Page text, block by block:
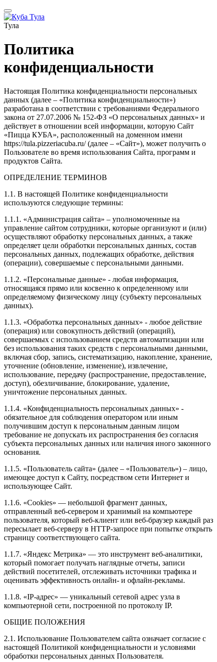
Тула
Политика
конфиденциальности
Настоящая Политика конфиденциальности персональных
данных (далее – «Политика конфиденциальности»)
разработана в соответствии с требованиями Федерального
закона от 27.07.2006 № 152-ФЗ «О персональных данных» и
действует в отношении всей информации, которую Сайт
«Пицца КУБА», расположенный на доменном имени
https://tula.pizzeriacuba.ru/ (далее – «Сайт»), может получить о
Пользователе во время использования Сайта, программ и
продуктов Сайта.
ОПРЕДЕЛЕНИЕ ТЕРМИНОВ
1.1. В настоящей Политике конфиденциальности
используются следующие термины:
1.1.1. «Администрация сайта» – уполномоченные на
управление сайтом сотрудники, которые организуют и (или)
осуществляют обработку персональных данных, а также
определяет цели обработки персональных данных, состав
персональных данных, подлежащих обработке, действия
(операции), совершаемые с персональными данными.
1.1.2. «Персональные данные» - любая информация,
относящаяся прямо или косвенно к определенному или
определяемому физическому лицу (субъекту персональных
данных).
1.1.3. «Обработка персональных данных» - любое действие
(операция) или совокупность действий (операций),
совершаемых с использованием средств автоматизации или
без использования таких средств с персональными данными,
включая сбор, запись, систематизацию, накопление, хранение,
уточнение (обновление, изменение), извлечение,
использование, передачу (распространение, предоставление,
доступ), обезличивание, блокирование, удаление,
уничтожение персональных данных.
1.1.4. «Конфиденциальность персональных данных» -
обязательное для соблюдения оператором или иным
получившим доступ к персональным данным лицом
требование не допускать их распространения без согласия
субъекта персональных данных или наличия иного законного
основания.
1.1.5. «Пользователь сайта» (далее – «Пользователь») – лицо,
имеющее доступ к Сайту, посредством сети Интернет и
использующее Сайт.
1.1.6. «Cookies» — небольшой фрагмент данных,
отправленный веб-сервером и хранимый на компьютере
пользователя, который веб-клиент или веб-браузер каждый раз
пересылает веб-серверу в HTTP-запросе при попытке открыть
страницу соответствующего сайта.
1.1.7. «Яндекс Метрика» — это инструмент веб-аналитики,
который помогает получать наглядные отчеты, записи
действий посетителей, отслеживать источники трафика и
оценивать эффективность онлайн- и офлайн-рекламы.
1.1.8. «IP-адрес» — уникальный сетевой адрес узла в
компьютерной сети, построенной по протоколу IP.
ОБЩИЕ ПОЛОЖЕНИЯ
2.1. Использование Пользователем сайта означает согласие с
настоящей Политикой конфиденциальности и условиями
обработки персональных данных Пользователя.